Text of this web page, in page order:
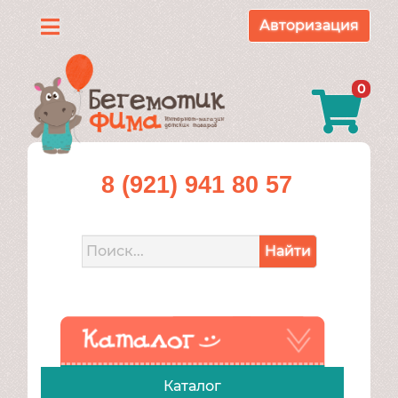
Каталог
О
нас
Доставка
Контакты
Авторизация
0
8 (921) 941 80 57
Найти
Каталог